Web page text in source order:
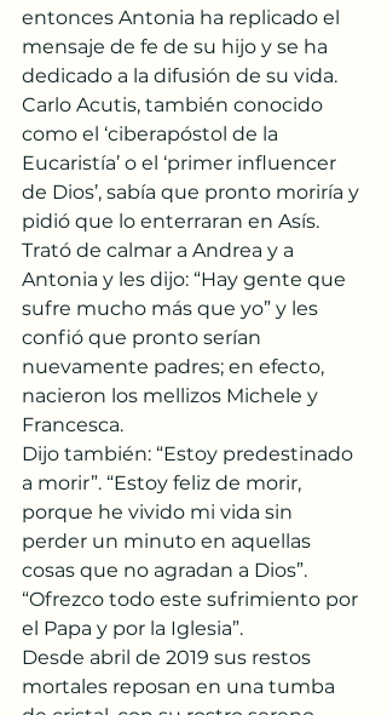
entonces Antonia ha replicado el
mensaje de fe de su hijo y se ha
dedicado a la difusión de su vida.
Carlo Acutis, también conocido
como el ‘ciberapóstol de la
Eucaristía’ o el ‘primer influencer
de Dios’, sabía que pronto moriría y
pidió que lo enterraran en Asís.
Trató de calmar a Andrea y a
Antonia y les dijo: “Hay gente que
sufre mucho más que yo” y les
confió que pronto serían
nuevamente padres; en efecto,
nacieron los mellizos Michele y
Francesca.
Dijo también: “Estoy predestinado
a morir”. “Estoy feliz de morir,
porque he vivido mi vida sin
perder un minuto en aquellas
cosas que no agradan a Dios”.
“Ofrezco todo este sufrimiento por
el Papa y por la Iglesia”.
Desde abril de 2019 sus restos
mortales reposan en una tumba